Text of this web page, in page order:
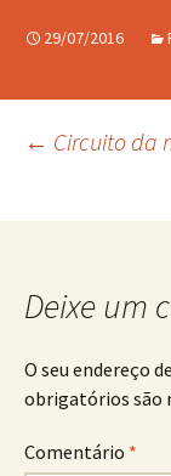
29/07/2016
de
posts
← Circuito da
Deixe um
O seu endereço
obrigatórios são
Comentário *